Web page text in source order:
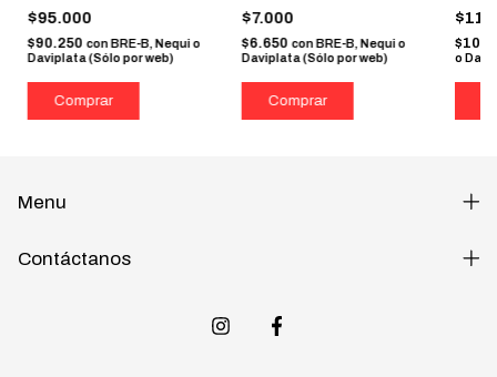
$95.000
$90.250 con BRE-B, Nequi o
Daviplata (Sólo por web)
GN
$7.000
$6.650 con BRE-B, Nequi o
Daviplata (Sólo por web)
o
Menu
Contáctanos